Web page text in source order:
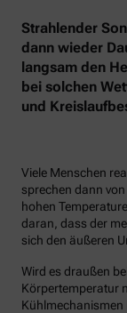
Strahlender
dann wieder
langsam den
bei solchen
und
Viele Menschen
sprechen dann
hohen
daran, dass der
sich den äußeren
Wird es draußen
Körpertemperatur
Kühlmechanismen